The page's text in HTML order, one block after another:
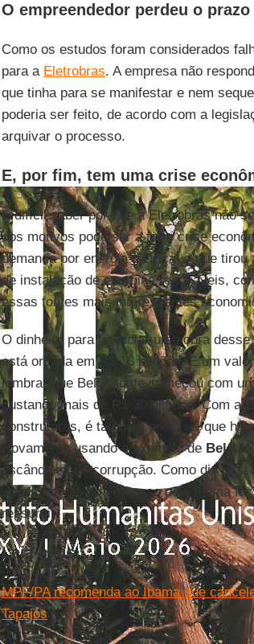
O empreendedor perdeu o prazo
Como os estudos foram considerados
para a Eletrobras. A empresa não
que tinha para se manifestar e nem
poderia ser feito, de acordo com a
arquivar o processo.
E, por fim, tem uma crise
É difícil saber por que a Eletrobras não
dos motivos pode ser a forte crise
demanda por energia elétrica, o que
de instalação de energias renováveis,
essas fontes mais interessantes
O dinheiro para financiar uma obra
está orçada em R$ 18 bilhões. É um
lembrar que Belo Monte começou com
custando mais de R$ 30 bilhões. Com a
construtoras, é também provável que
Novamente usando o exemplo de Belo
escândalos de corrupção. Como diz
arquivamento do processo pelo Ibama
ressurgir.
Leia mais...
MPF/PA recomenda ao Ibama que
Tapajós